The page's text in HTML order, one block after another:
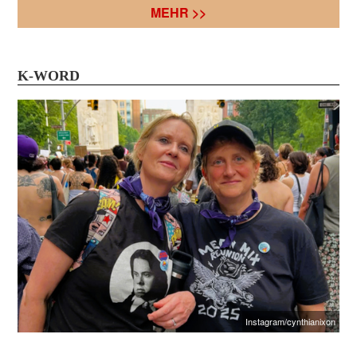
MEHR >>
K-WORD
Instagram/cynthianixon